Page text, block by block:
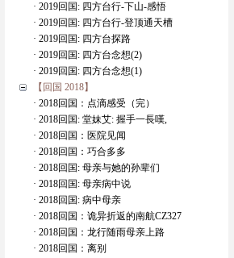
· 2019回国: 四方台行-下山-感悟
· 2019回国: 四方台行-登顶通天槽
· 2019回国: 四方台探路
· 2019回国: 四方台念想(2)
· 2019回国: 四方台念想(1)
【回国 2018】
· 2018回国：点滴感受（完）
· 2018回国: 堂妹艾: 握手一長嘆,
· 2018回国：医院见闻
· 2018回国：巧合多多
· 2018回国: 母亲与她的孙辈们
· 2018回国: 母亲病中说
· 2018回国: 病中母亲
· 2018回国：诡异折返的南航CZ327
· 2018回国：龙行随雨母亲上路
· 2018回国：离别